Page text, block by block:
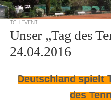
TCH EVENT
Unser „Tag des
24.04.2016
Deutschland spielt
des